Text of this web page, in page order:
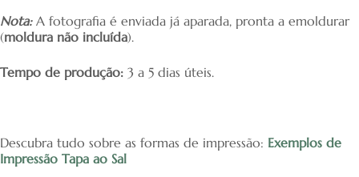
Nota:A fotografia é enviada já aparada, pronta a emoldurar
(moldura não incluída).
Tempo de produção: 3 a 5 dias úteis.
Descubra tudo sobre as formas de impressão: Exemplos de
Impressão Tapa ao Sal